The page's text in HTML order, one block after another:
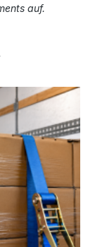
auf.